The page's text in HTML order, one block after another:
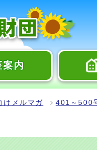
案内
けメルマガ 401～500